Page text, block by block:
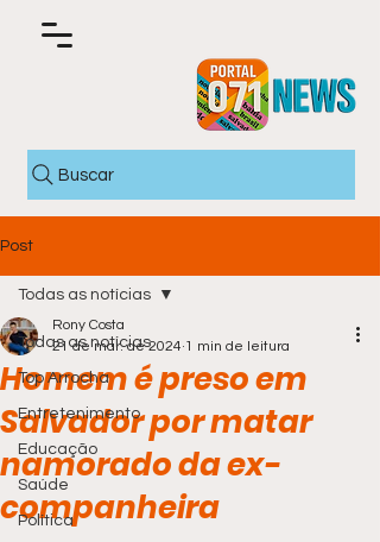
Buscar
Post
Todas as notícias
Top Arrocha
Entretenimento
Educação
Saúde
Política
Todas as notícias
Homem é preso em
Salvador por matar
namorado da ex-
companheira
Rony Costa
21 de mar. de 2024 1 min de leitura